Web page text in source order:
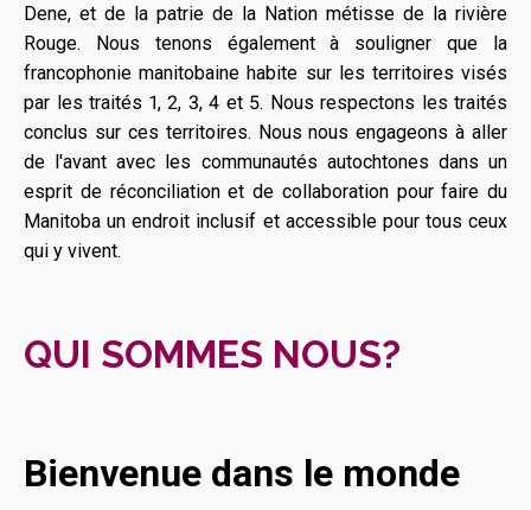
Dene, et de la patrie de la Nation métisse de la rivière
Rouge. Nous tenons également à souligner que la
francophonie manitobaine habite sur les territoires visés
par les traités 1, 2, 3, 4 et 5. Nous respectons les traités
conclus sur ces territoires. Nous nous engageons à aller
de l'avant avec les communautés autochtones dans un
esprit de réconciliation et de collaboration pour faire du
Manitoba un endroit inclusif et accessible pour tous ceux
qui y vivent.
QUI SOMMES NOUS?
Bienvenue dans le monde